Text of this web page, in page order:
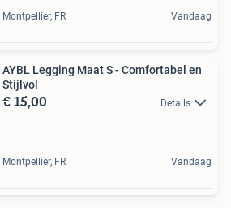
Montpellier, FR Vandaag
AYBL Legging Maat S - Comfortabel en
Stijlvol
€ 15,00 Details
Montpellier, FR Vandaag